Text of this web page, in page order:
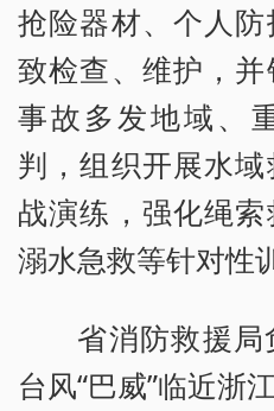
抢险器材、个人
致检查、维护，
事故多发地域、
判，组织开展水
战演练，强化绳索
溺水急救等针对性
省消防救援
台风“巴威”临近浙